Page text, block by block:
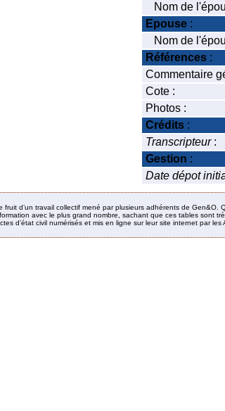
Nom de
Epouse :
Nom de
Références :
Commentaire
Cote :
Photos :
Crédits :
Transcripteur:
Gestion :
Date dépot
fruit d’un travail collectif mené par plusieurs adhérents de Gen&O.
avec le plus grand nombre, sachant que ces tables sont
d’état civil numérisés et mis en ligne sur leur site internet par